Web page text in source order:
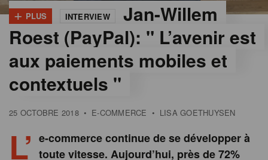
+ PLUS INTERVIEW
Jan-Willem
Roest (PayPal): " L’avenir est
aux paiements mobiles et
contextuels "
25 OCTOBRE 2018 • E-COMMERCE • LISA GOETHUYSEN
L’ e-commerce continue de se développer à
toute vitesse. Aujourd’hui, près de 72%